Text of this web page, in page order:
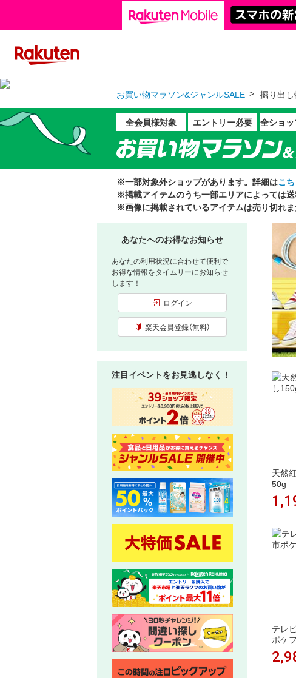
お買い物マラソン&ジャンルSALE 掘り出
全会員様対象 エントリー必要 全ショ
※一部対象外ショップがあります。詳細はこ
※掲載アイテムのうち一部エリアによっては
※画像に掲載されているアイテムは売り切れ
あなたへのお得なお知らせ
あなたの利用状況に合わせて便利で
お得な情報をタイムリーにお知らせ
します！
ログイン
楽天会員登録（無料）
注目イベントをお見逃しなく！
天然
50g
テレ
ポケ